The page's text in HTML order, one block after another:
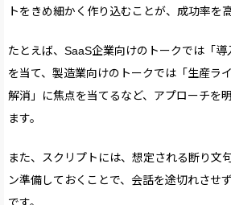
トをきめ細かく作り込むことが、成功率を
たとえば、SaaS企業向けのトークでは「
を当て、製造業向けのトークでは「生産ラ
解消」に焦点を当てるなど、アプローチを
ます。
また、スクリプトには、想定される断り文
ン準備しておくことで、会話を途切れさせ